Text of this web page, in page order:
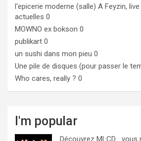
l'epicerie moderne (salle) A Feyzin,
actuelles 0
MOWNO ex bokson 0
publikart 0
un sushi dans mon pieu 0
Une pile de disques (pour passer le
Who cares, really ? 0
I'm popular
Découvrez MLCD…